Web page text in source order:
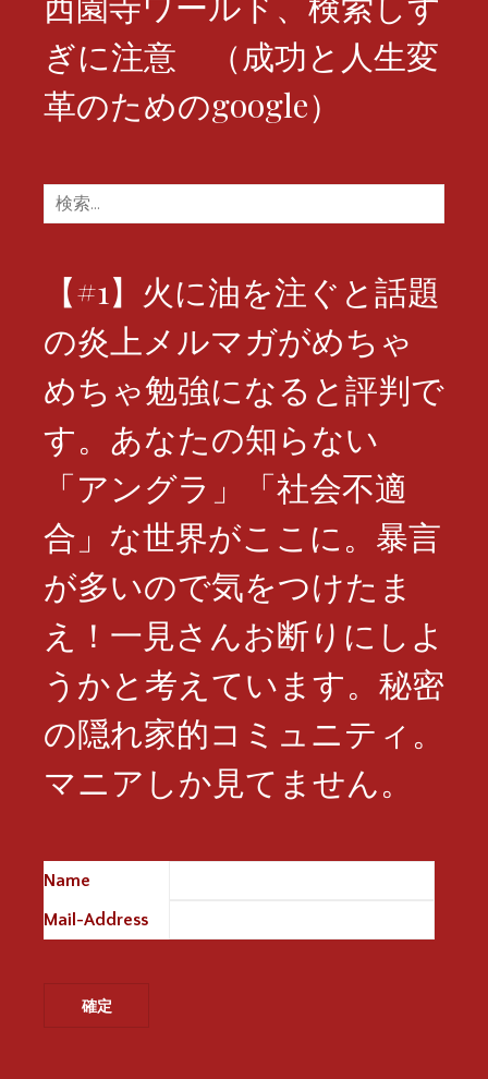
ぎに注意 （成功と人生変
革のためのgoogle）
検
索:
【#1】火に油を注ぐと話題
の炎上メルマガがめちゃ
めちゃ勉強になると評判で
す。あなたの知らない
「アングラ」「社会不適
合」な世界がここに。暴言
が多いので気をつけたま
え！一見さんお断りにしよ
うかと考えています。秘密
の隠れ家的コミュニティ。
マニアしか見てません。
Name
Mail-Address